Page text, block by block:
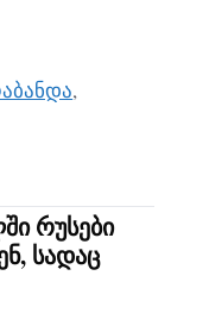
,
რუსები
სადაც